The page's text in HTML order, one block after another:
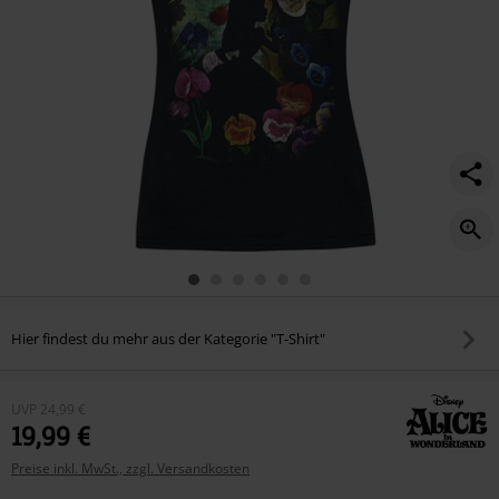
Hier findest du mehr aus der Kategorie "T-Shirt"
UVP 24,99 €
19,99 €
Preise inkl. MwSt., zzgl. Versandkosten